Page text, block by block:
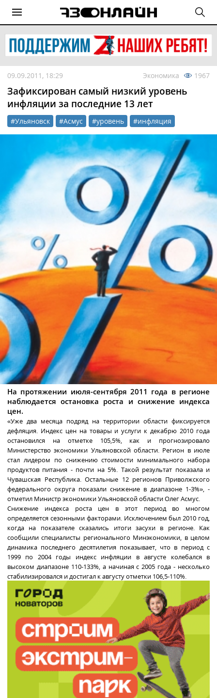
09.09.2011, 18:29 Экономика 1967
Зафиксирован самый низкий уровень
инфляции за последние 13 лет
#Ульяновск #Асмус #уровень #инфляция
На протяжении июля-сентября 2011 года в регионе
наблюдается остановка роста и снижение индекса
цен.
«Уже два месяца подряд на территории области фиксируется
дефляция. Индекс цен на товары и услуги к декабрю 2010 года
остановился на отметке 105,5%, как и прогнозировало
Министерство экономики Ульяновской области. Регион в июле
стал лидером по снижению стоимости минимального набора
продуктов питания - почти на 5%. Такой результат показала и
Чувашская Республика. Остальные 12 регионов Приволжского
федерального округа показали снижение в диапазоне 1-3%», -
отметил Министр экономики Ульяновской области Олег Асмус.
Снижение индекса роста цен в этот период во многом
определяется сезонными факторами. Исключением был 2010 год,
когда на показателе сказались итоги засухи в регионе. Как
сообщили специалисты регионального Минэкономики, в целом
динамика последнего десятилетия показывает, что в период с
1999 по 2004 годы индекс инфляции в августе колебался в
высоком диапазоне 110-133%, а начиная с 2005 года - несколько
стабилизировался и достигал к августу отметки 106,5-110%.